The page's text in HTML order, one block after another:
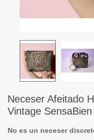
Neceser Afeitado
Vintage SensaBien
No es un neceser